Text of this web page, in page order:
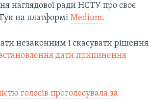
наглядової ради НСТУ про своє
на платформіMedium.
незаконним і скасувати рішення
дати припинення
голосів проголосувала за